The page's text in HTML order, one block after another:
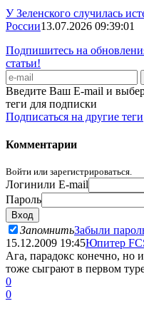
У Зеленского случилась
России13.07.2026 09:39:01
Подпишитесь на
статьи!
Введите Ваш E-mail и
теги для подписки
Подписаться на другие теги
Комментарии
Войти или зарегистрироваться.
Логинили E-mail
Пароль
ЗапомнитьЗабыли
15.12.2009 19:45Юпитер
Ага, парадокс конечно, но
тоже сыграют в первом
0
0